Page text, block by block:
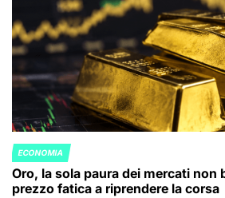
POSTED
IN
ECONOMIA
Oro, la sola paura dei mercati non
prezzo fatica a riprendere la corsa